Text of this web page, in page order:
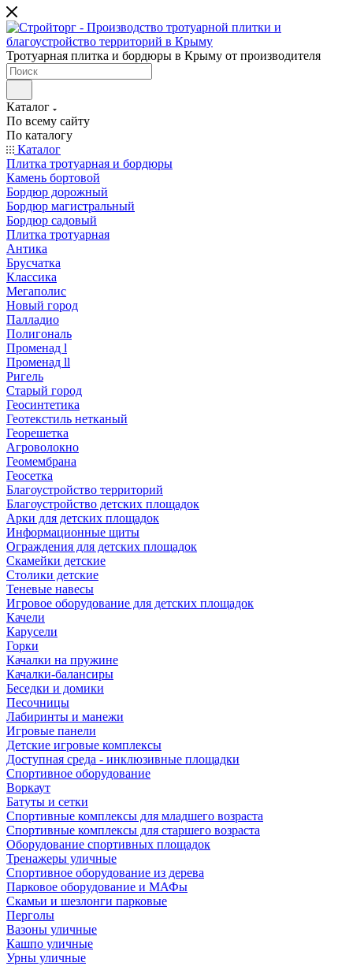
Тротуарная плитка и бордюры в Крыму от производителя
Каталог
По всему сайту
По каталогу
Каталог
Плитка тротуарная и бордюры
Камень бортовой
Бордюр дорожный
Бордюр магистральный
Бордюр садовый
Плитка тротуарная
Антика
Брусчатка
Классика
Мегаполис
Новый город
Палладио
Полигональ
Променад l
Променад ll
Ригель
Старый город
Геосинтетика
Геотекстиль нетканый
Георешетка
Агроволокно
Геомембрана
Геосетка
Благоустройство территорий
Благоустройство детских площадок
Арки для детских площадок
Информационные щиты
Ограждения для детских площадок
Скамейки детские
Столики детские
Теневые навесы
Игровое оборудование для детских площадок
Качели
Карусели
Горки
Качалки на пружине
Качалки-балансиры
Беседки и домики
Песочницы
Лабиринты и манежи
Игровые панели
Детские игровые комплексы
Доступная среда - инклюзивные площадки
Спортивное оборудование
Воркаут
Батуты и сетки
Спортивные комплексы для младшего возраста
Спортивные комплексы для старшего возраста
Оборудование спортивных площадок
Тренажеры уличные
Спортивное оборудование из дерева
Парковое оборудование и МАФы
Скамьи и шезлонги парковые
Перголы
Вазоны уличные
Кашпо уличные
Урны уличные